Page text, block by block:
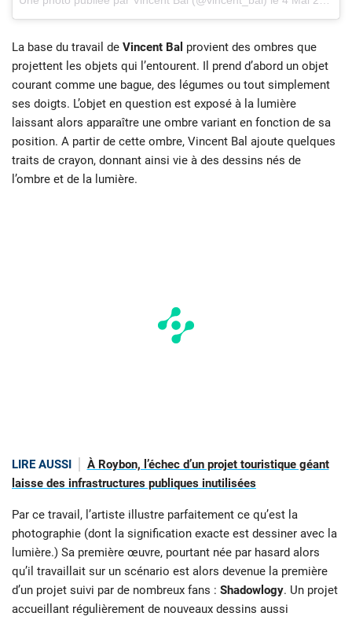
La base du travail de Vincent Bal provient des ombres que
projettent les objets qui l’entourent. Il prend d’abord un objet
courant comme une bague, des légumes ou tout simplement
ses doigts. L’objet en question est exposé à la lumière
laissant alors apparaître une ombre variant en fonction de sa
position. A partir de cette ombre, Vincent Bal ajoute quelques
traits de crayon, donnant ainsi vie à des dessins nés de
l’ombre et de la lumière.
LIRE AUSSI
À Roybon, l’échec d’un projet touristique géant
laisse des infrastructures publiques inutilisées
Par ce travail, l’artiste illustre parfaitement ce qu’est la
photographie (dont la signification exacte est dessiner avec la
lumière.) Sa première œuvre, pourtant née par hasard alors
qu’il travaillait sur un scénario est alors devenue la première
d’un projet suivi par de nombreux fans : Shadowlogy. Un projet
accueillant régulièrement de nouveaux dessins aussi